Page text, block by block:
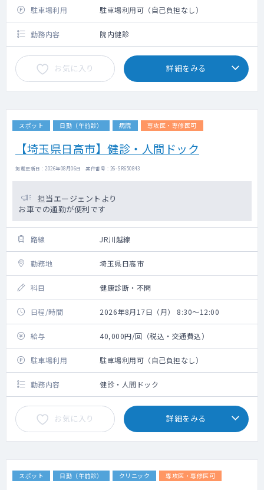
駐車場利用 駐車場利用可（自己負担なし）
勤務内容 院内健診
お気に入り 詳細をみる
スポット 日勤（午前診） 病院 専攻医・専修医可
【埼玉県日高市】健診・人間ドック
掲載更新日 : 2026年08月06日 案件番号 : 26-SR650843
担当エージェントより
お車での通勤が便利です
路線 JR川越線
勤務地 埼玉県日高市
科目 健康診断・不問
日程/時間 2026年8月17日（月） 8:30～12:00
給与 40,000円/回（税込・交通費込）
駐車場利用 駐車場利用可（自己負担なし）
勤務内容 健診・人間ドック
お気に入り 詳細をみる
スポット 日勤（午前診） クリニック 専攻医・専修医可